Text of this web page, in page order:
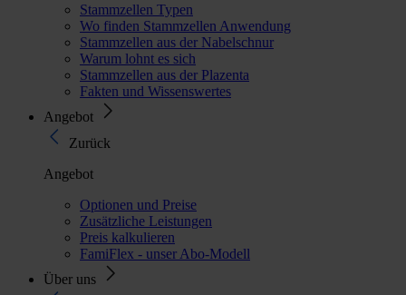
Stammzellen Typen
Wo finden Stammzellen Anwendung
Stammzellen aus der Nabelschnur
Warum lohnt es sich
Stammzellen aus der Plazenta
Fakten und Wissenswertes
Angebot
Zurück
Angebot
Optionen und Preise
Zusätzliche Leistungen
Preis kalkulieren
FamiFlex - unser Abo-Modell
Über uns